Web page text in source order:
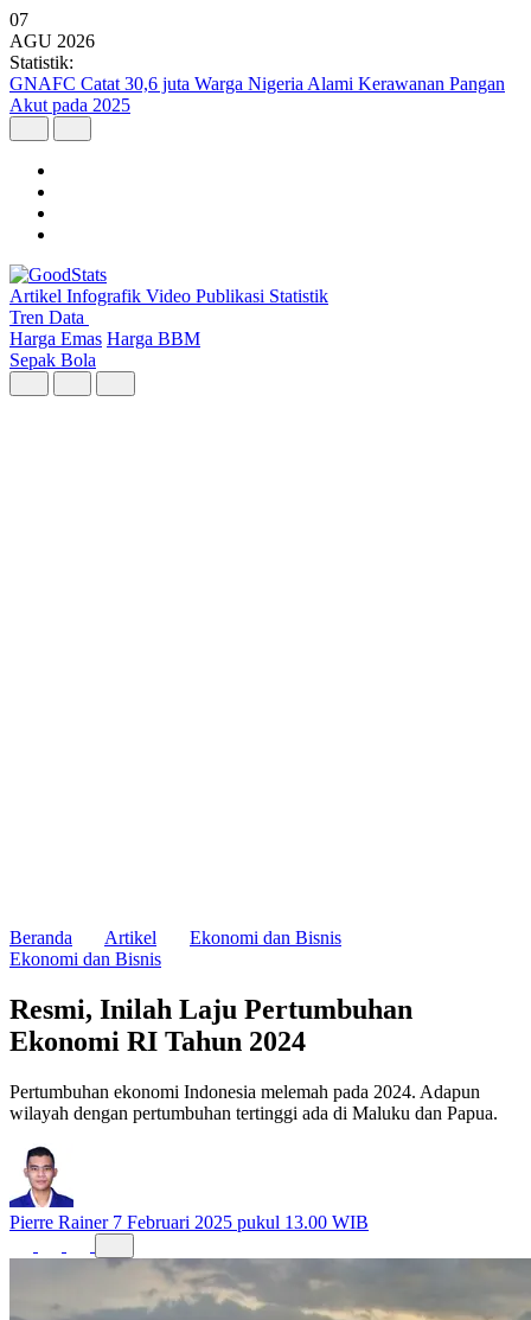
07
AGU 2026
Statistik:
Kunjungan Wisatawan Mancanegara Tembus 7 Juta per Semester I
2026
Artikel Infografik Video Publikasi Statistik
Tren Data
Harga Emas Harga BBM
Sepak Bola
Beranda Artikel
Ekonomi dan Bisnis
Ekonomi dan Bisnis
Resmi, Inilah Laju Pertumbuhan
Ekonomi RI Tahun 2024
Pertumbuhan ekonomi Indonesia melemah pada 2024. Adapun
wilayah dengan pertumbuhan tertinggi ada di Maluku dan Papua.
Pierre Rainer 7 Februari 2025 pukul 13.00 WIB